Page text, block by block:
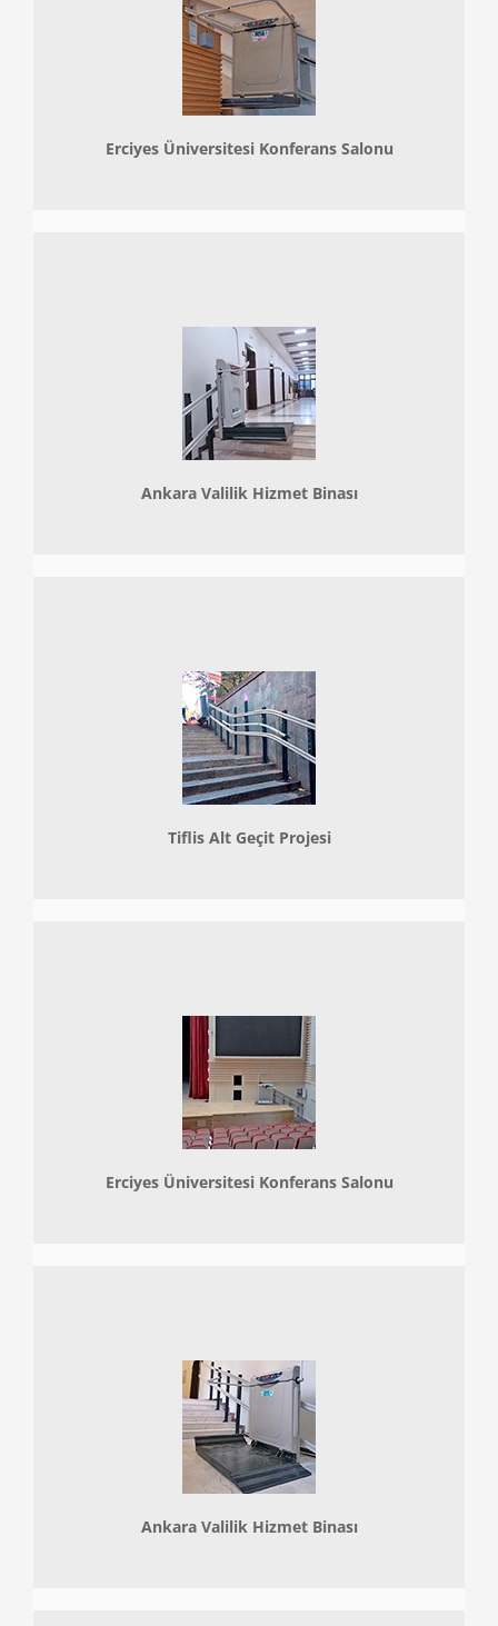
Erciyes Üniversitesi Konferans Salonu
Ankara Valilik Hizmet Binası
Tiflis Alt Geçit Projesi
Erciyes Üniversitesi Konferans Salonu
Ankara Valilik Hizmet Binası